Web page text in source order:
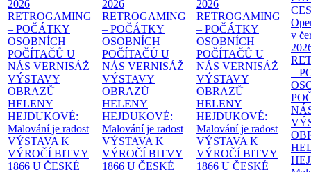
2026
RETROGAMING
– POČÁTKY
OSOBNÍCH
POČÍTAČŮ U
NÁS VERNISÁŽ
VÝSTAVY
OBRAZŮ
HELENY
HEJDUKOVÉ:
Malování je radost
VÝSTAVA K
VÝROČÍ BITVY
1866 U ČESKÉ
2026
RETROGAMING
– POČÁTKY
OSOBNÍCH
POČÍTAČŮ U
NÁS VERNISÁŽ
VÝSTAVY
OBRAZŮ
HELENY
HEJDUKOVÉ:
Malování je radost
VÝSTAVA K
VÝROČÍ BITVY
1866 U ČESKÉ
2026
RETROGAMING
– POČÁTKY
OSOBNÍCH
POČÍTAČŮ U
NÁS VERNISÁŽ
VÝSTAVY
OBRAZŮ
HELENY
HEJDUKOVÉ:
Malování je radost
VÝSTAVA K
VÝROČÍ BITVY
1866 U ČESKÉ
v
–